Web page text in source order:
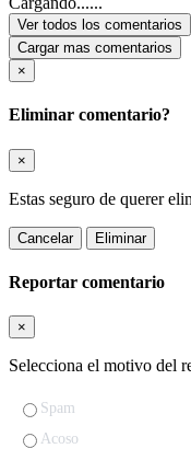
Ver todos los comentarios
Cargar mas comentarios
×
Eliminar comentario?
×
Estas seguro de querer
Cancelar Eliminar
Reportar comentario
×
Selecciona el motivo del
Spam
Acoso